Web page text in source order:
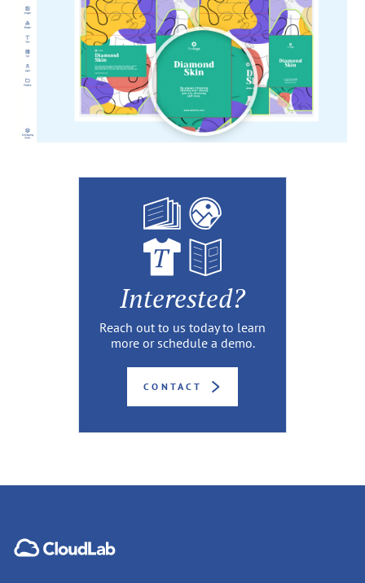
Interested?
Reach out to us today to learn
more or schedule a demo.
CONTACT